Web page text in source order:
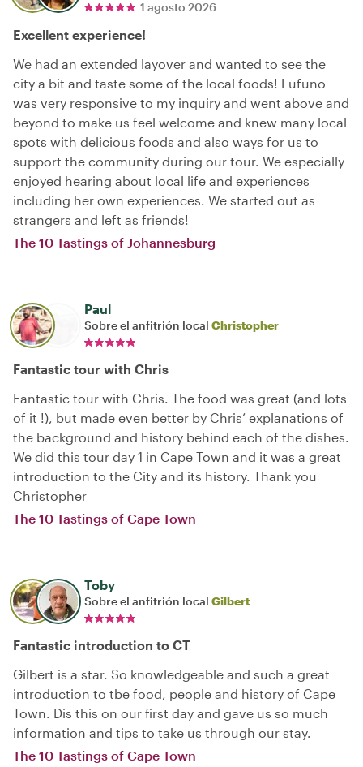
1 agosto 2026
Excellent experience!
We had an extended layover and wanted to see the
city a bit and taste some of the local foods! Lufuno
was very responsive to my inquiry and went above and
beyond to make us feel welcome and knew many local
spots with delicious foods and also ways for us to
support the community during our tour. We especially
enjoyed hearing about local life and experiences
including her own experiences. We started out as
strangers and left as friends!
The 10 Tastings of Johannesburg
Paul
Sobre el anfitrión local Christopher
Fantastic tour with Chris
Fantastic tour with Chris. The food was great (and lots
of it !), but made even better by Chris’ explanations of
the background and history behind each of the dishes.
We did this tour day 1 in Cape Town and it was a great
introduction to the City and its history. Thank you
Christopher
The 10 Tastings of Cape Town
Toby
Sobre el anfitrión local Gilbert
Fantastic introduction to CT
Gilbert is a star. So knowledgeable and such a great
introduction to tbe food, people and history of Cape
Town. Dis this on our first day and gave us so much
information and tips to take us through our stay.
The 10 Tastings of Cape Town